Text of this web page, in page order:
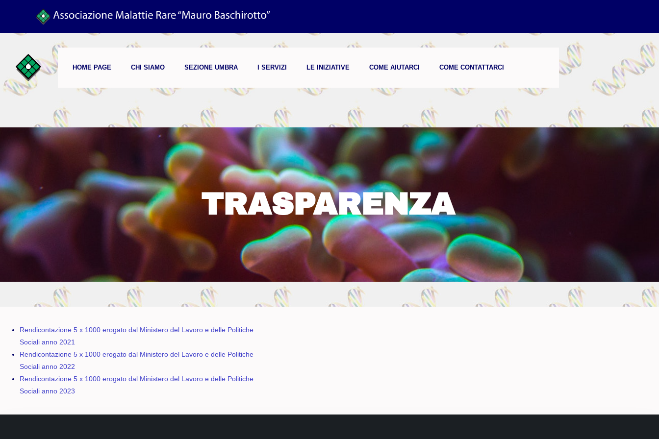
HOME PAGE CHI SIAMO SEZIONE UMBRA I SERVIZI LE INIZIATIVE COME AIUTARCI COME CONTATTARCI
TRASPARENZA
Rendicontazione 5 x 1000 erogato dal Ministero del Lavoro e delle Politiche
Sociali anno 2021
Rendicontazione 5 x 1000 erogato dal Ministero del Lavoro e delle Politiche
Sociali anno 2022
Rendicontazione 5 x 1000 erogato dal Ministero del Lavoro e delle Politiche
Sociali anno 2023